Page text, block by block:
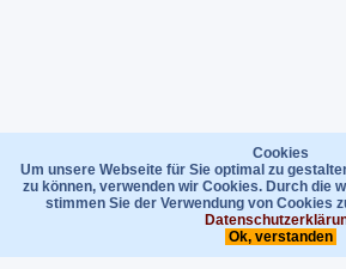
Cookies
Um unsere Webseite für Sie optimal zu
zu können, verwenden wir Cookies. Durch die
stimmen Sie der Verwendung von Cookies
Ok, verstanden